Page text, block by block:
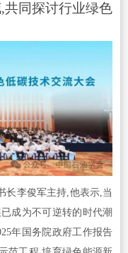
共同探讨行业绿色
长李俊军主持,他表示,当
成为不可逆转的时代潮
年国务院政府工作报告